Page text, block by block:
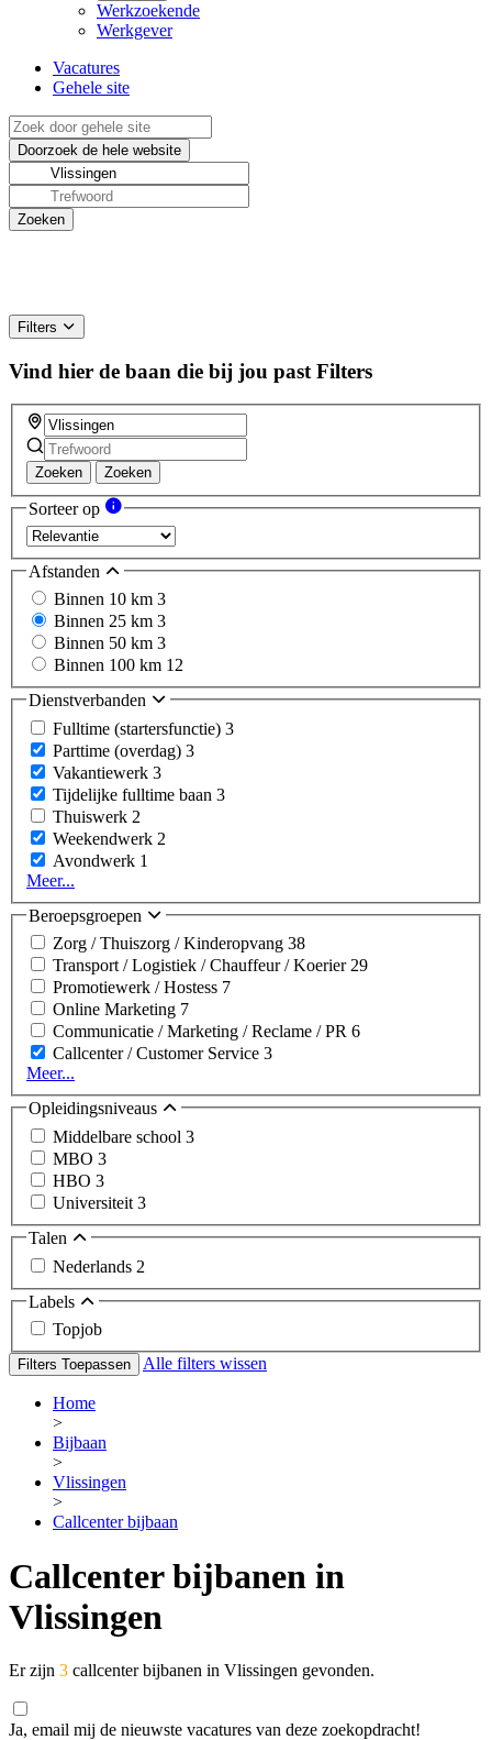
Werkzoekende
Werkgever
Vacatures
Gehele site
Filters
Vind hier de baan die bij jou past Filters
Zoeken Zoeken
Sorteer op
Afstanden
Binnen 10 km 3
Binnen 25 km 3
Binnen 50 km 3
Binnen 100 km 12
Dienstverbanden
Fulltime (startersfunctie) 3
Parttime (overdag) 3
Vakantiewerk 3
Tijdelijke fulltime baan 3
Thuiswerk 2
Weekendwerk 2
Avondwerk 1
Meer...
Beroepsgroepen
Zorg / Thuiszorg / Kinderopvang 38
Transport / Logistiek / Chauffeur / Koerier29
Promotiewerk / Hostess 7
Online Marketing 7
Communicatie / Marketing / Reclame / PR 6
Callcenter / Customer Service 3
Meer...
Opleidingsniveaus
Middelbare school 3
MBO 3
HBO 3
Universiteit 3
Talen
Nederlands 2
Labels
Topjob
Filters Toepassen Alle filters wissen
Home
>
Bijbaan
>
Vlissingen
>
Callcenter bijbaan
Callcenter bijbanen in
Vlissingen
Er zijn 3 callcenter bijbanen in Vlissingen gevonden.
Ja, email mij de nieuwste vacatures van deze zoekopdracht!